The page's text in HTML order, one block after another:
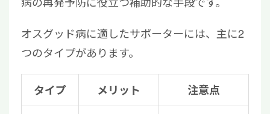
オスグッド病に適したサポーターには、主に2
つのタイプがあります。
タイプ メリット 注意点